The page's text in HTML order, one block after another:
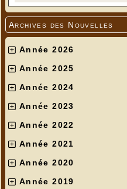
Archives des Nouvelles
Année 2026
Année 2025
Année 2024
Année 2023
Année 2022
Année 2021
Année 2020
Année 2019